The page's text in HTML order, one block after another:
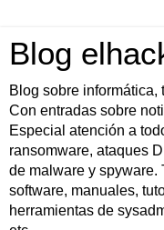
Blog
Blog sobre
Con entradas sobre
Especial atención a
ransomware, ataques
de malware y spyware.
software, manuales,
herramientas de